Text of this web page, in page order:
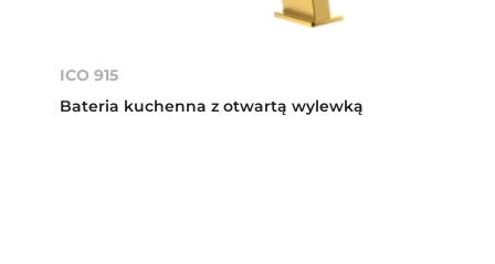
ICO 915
Bateria kuchenna z otwartą wylewką